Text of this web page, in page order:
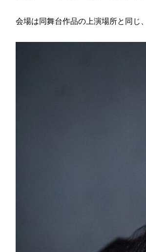
会場は同舞台作品の上演場所と同じ